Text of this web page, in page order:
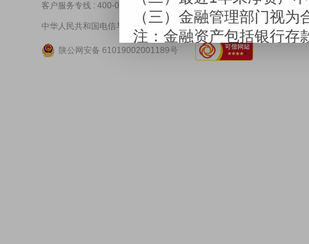
客户服务专线 : 400-029-4008 资管业务专线 : 400-029-2118
中华人民共和国电信与信息服务业务经营许可证： 陕ICP备10004859号-1
陕公网安备 61019002001189号